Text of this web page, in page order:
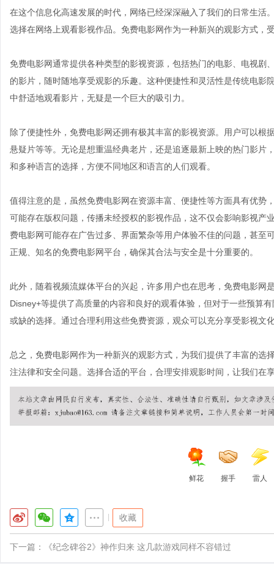
在这个信息化高速发展的时代，网络已经深深融入了我们的日常生活
选择在网络上观看影视作品。免费电影网作为一种新兴的观影方式，
免费电影网通常提供各种类型的影视资源，包括热门的电影、电视剧
的影片，随时随地享受观影的乐趣。这种便捷性和灵活性是传统电
中舒适地观看影片，无疑是一个巨大的吸引力。
除了便捷性外，免费电影网还拥有极其丰富的影视资源。用户可以
悬疑片等等。无论是想重温经典老片，还是追逐最新上映的热门影片
和多种语言的选择，方便不同地区和语言的人们观看。
值得注意的是，虽然免费电影网在资源丰富、便捷性等方面具有优势
可能存在版权问题，传播未经授权的影视作品，这不仅会影响影视产
费电影网可能存在广告过多、界面繁杂等用户体验不佳的问题，甚
正规、知名的免费电影网平台，确保其合法与安全是十分重要的。
此外，随着视频流媒体平台的兴起，许多用户也在思考，免费电影
Disney+等提供了高质量的内容和良好的观看体验，但对于一些预算
或缺的选择。通过合理利用这些免费资源，观众可以充分享受影视文
总之，免费电影网作为一种新兴的观影方式，为我们提供了丰富的
注法律和安全问题。选择合适的平台，合理安排观影时间，让我们在
鲜花 握手 雷人
收藏
下一篇： 《纪念碑谷2》神作归来 这几款游戏同样不容错过